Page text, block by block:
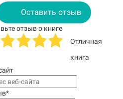
Оставить отзыв
отзыв о книге
Отличная
книга
*